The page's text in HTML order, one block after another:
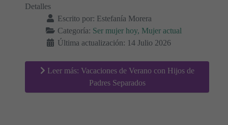
Detalles
Escrito por: Estefanía Morera
Categoría: Ser mujer hoy, Mujer actual
Última actualización: 14 Julio 2026
Leer más: Vacaciones de Verano con Hijos de
Padres Separados